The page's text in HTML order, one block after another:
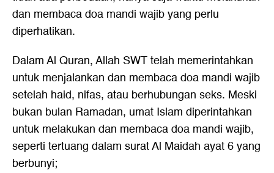
dan membaca doa mandi wajib yang perlu
diperhatikan.
Dalam Al Quran, Allah SWT telah memerintahkan
untuk menjalankan dan membaca doa mandi wajib
setelah haid, nifas, atau berhubungan seks. Meski
bukan bulan Ramadan, umat Islam diperintahkan
untuk melakukan dan membaca doa mandi wajib,
seperti tertuang dalam surat Al Maidah ayat 6 yang
berbunyi;